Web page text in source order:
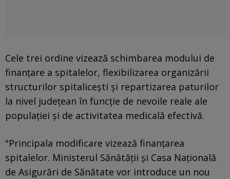
Cele trei ordine vizează schimbarea modului de
finanţare a spitalelor, flexibilizarea organizării
structurilor spitaliceşti şi repartizarea paturilor
la nivel judeţean în funcţie de nevoile reale ale
populaţiei şi de activitatea medicală efectivă.
"Principala modificare vizează finanţarea
spitalelor. Ministerul Sănătăţii şi Casa Naţională
de Asigurări de Sănătate vor introduce un nou